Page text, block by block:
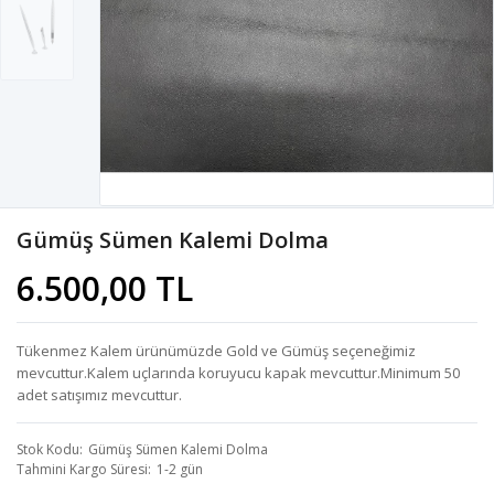
Gümüş Sümen Kalemi Dolma
6.500,00 TL
Tükenmez Kalem ürünümüzde Gold ve Gümüş seçeneğimiz
mevcuttur.Kalem uçlarında koruyucu kapak mevcuttur.Minimum 50
adet satışımız mevcuttur.
Stok Kodu Gümüş Sümen Kalemi Dolma
Tahmini Kargo Süresi 1-2 gün